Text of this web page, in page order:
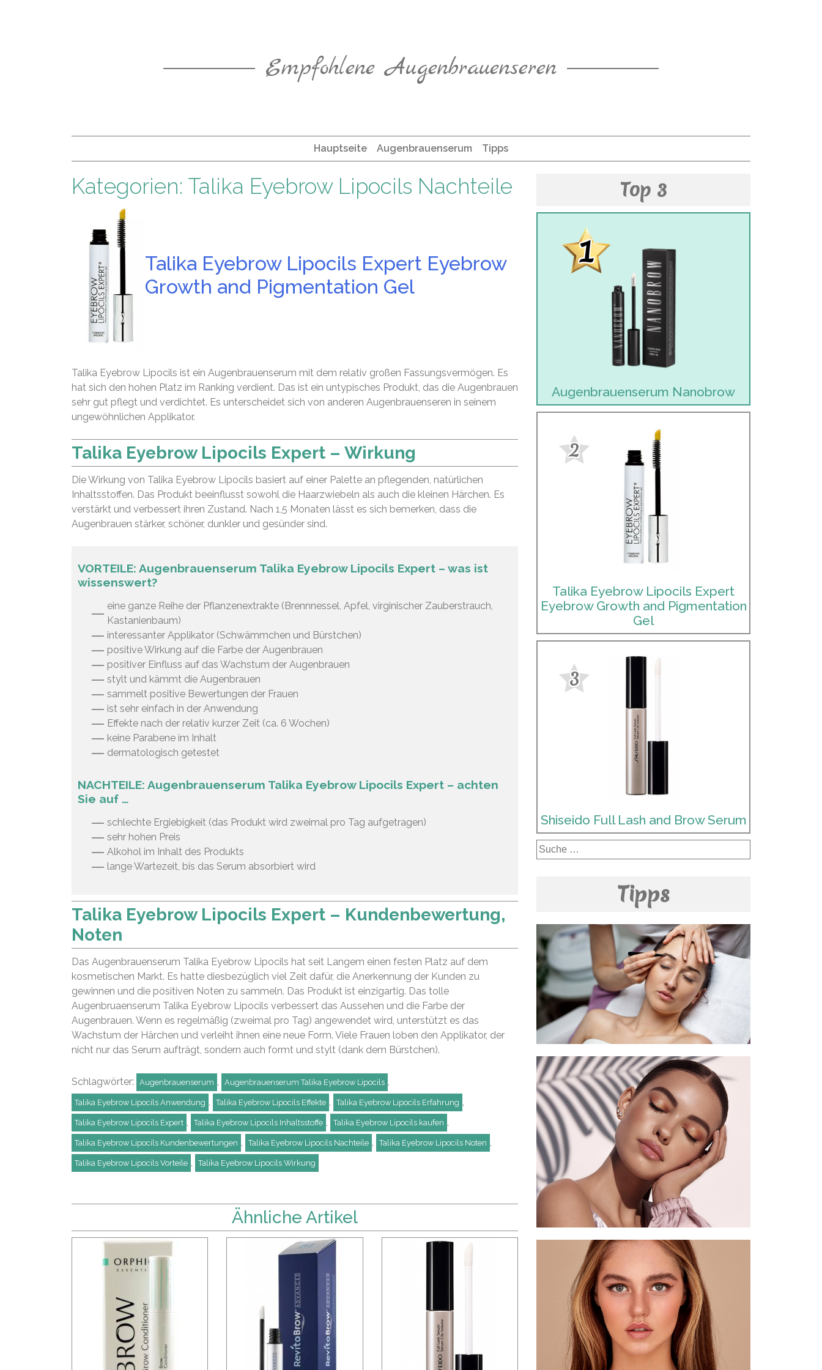
Empfohlene Augenbrauenseren
Hauptseite Augenbrauenserum Tipps
Kategorien: Talika Eyebrow Lipocils Nachteile
Talika Eyebrow Lipocils Expert Eyebrow
Growth and Pigmentation Gel
Talika Eyebrow Lipocils ist ein Augenbrauenserum mit dem relativ großen Fassungsvermögen. Es
hat sich den hohen Platz im Ranking verdient. Das ist ein untypisches Produkt, das die Augenbrauen
sehr gut pflegt und verdichtet. Es unterscheidet sich von anderen Augenbrauenseren in seinem
ungewöhnlichen Applikator.
Talika Eyebrow Lipocils Expert – Wirkung
Die Wirkung von Talika Eyebrow Lipocils basiert auf einer Palette an pflegenden, natürlichen
Inhaltsstoffen. Das Produkt beeinflusst sowohl die Haarzwiebeln als auch die kleinen Härchen. Es
verstärkt und verbessert ihren Zustand. Nach 1,5 Monaten lässt es sich bemerken, dass die
Augenbrauen stärker, schöner, dunkler und gesünder sind.
VORTEILE: Augenbrauenserum Talika Eyebrow Lipocils Expert – was ist
wissenswert?
eine ganze Reihe der Pflanzenextrakte (Brennnessel, Apfel, virginischer Zauberstrauch,
Kastanienbaum)
interessanter Applikator (Schwämmchen und Bürstchen)
positive Wirkung auf die Farbe der Augenbrauen
positiver Einfluss auf das Wachstum der Augenbrauen
stylt und kämmt die Augenbrauen
sammelt positive Bewertungen der Frauen
ist sehr einfach in der Anwendung
Effekte nach der relativ kurzer Zeit (ca. 6 Wochen)
keine Parabene im Inhalt
dermatologisch getestet
NACHTEILE: Augenbrauenserum Talika Eyebrow Lipocils Expert – achten
Sie auf …
schlechte Ergiebigkeit (das Produkt wird zweimal pro Tag aufgetragen)
sehr hohen Preis
Alkohol im Inhalt des Produkts
lange Wartezeit, bis das Serum absorbiert wird
Talika Eyebrow Lipocils Expert – Kundenbewertung,
Noten
Das Augenbrauenserum Talika Eyebrow Lipocils hat seit Langem einen festen Platz auf dem
kosmetischen Markt. Es hatte diesbezüglich viel Zeit dafür, die Anerkennung der Kunden zu
gewinnen und die positiven Noten zu sammeln. Das Produkt ist einzigartig. Das tolle
Augenbruaenserum Talika Eyebrow Lipocils verbessert das Aussehen und die Farbe der
Augenbrauen. Wenn es regelmäßig (zweimal pro Tag) angewendet wird, unterstützt es das
Wachstum der Härchen und verleiht ihnen eine neue Form. Viele Frauen loben den Applikator, der
nicht nur das Serum aufträgt, sondern auch formt und stylt (dank dem Bürstchen).
Schlagwörter: Augenbrauenserum Augenbrauenserum Talika Eyebrow Lipocils
Talika Eyebrow Lipocils Anwendung Talika Eyebrow Lipocils Effekte Talika Eyebrow Lipocils Erfahrung
Talika Eyebrow Lipocils Expert Talika Eyebrow Lipocils Inhaltsstoffe Talika Eyebrow Lipocils kaufen
Talika Eyebrow Lipocils Kundenbewertungen Talika Eyebrow Lipocils Nachteile Talika Eyebrow Lipocils Noten
Talika Eyebrow Lipocils Vorteile Talika Eyebrow Lipocils Wirkung
Ähnliche Artikel
Top 3
1
Augenbrauenserum Nanobrow
2
Talika Eyebrow Lipocils Expert
Eyebrow Growth and Pigmentation
Gel
3
Shiseido Full Lash and Brow Serum
Suche
nach:
Tipps
Was sollten Sie tun, um ideale
Augenbrauen zu bekommen?
Augenbrauen-Styling Schritt für Schritt
Die besten Augenbrauenpomaden –
wissen Sie, welche Produkte ein echter
Hit sind?
Soap Brows: Perfekte Augenbrauen mit
Kernseife